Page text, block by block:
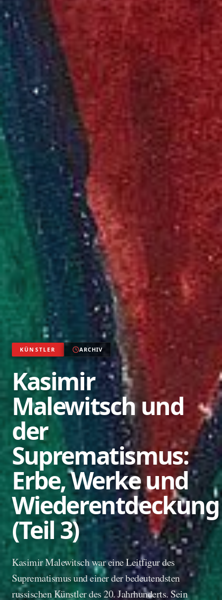
KÜNSTLER ARCHIV
Kasimir
Malewitsch und
der
Suprematismus:
Erbe, Werke und
Wiederentdeckung
(Teil 3)
Kasimir Malewitsch war eine Leitfigur des
Suprematismus und einer der bedeutendsten
russischen Künstler des 20. Jahrhunderts. Sein